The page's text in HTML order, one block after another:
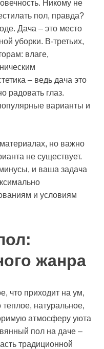
Никому не
пол, правда?
Дача – это место
уборки. В-третьих,
влаге,
– ведь дача это
радовать глаз.
варианты и
но важно
не существует.
и ваша задача
и условиям
жанра
что приходит на ум,
натуральное,
атмосферу уюта
пол на даче –
традиционной